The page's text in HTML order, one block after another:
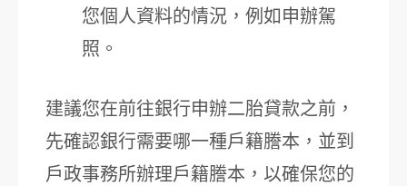
您個人資料的情況，例如申辦駕
照。
建議您在前往銀行申辦二胎貸款之前，
先確認銀行需要哪一種戶籍謄本，並到
戶政事務所辦理戶籍謄本，以確保您的